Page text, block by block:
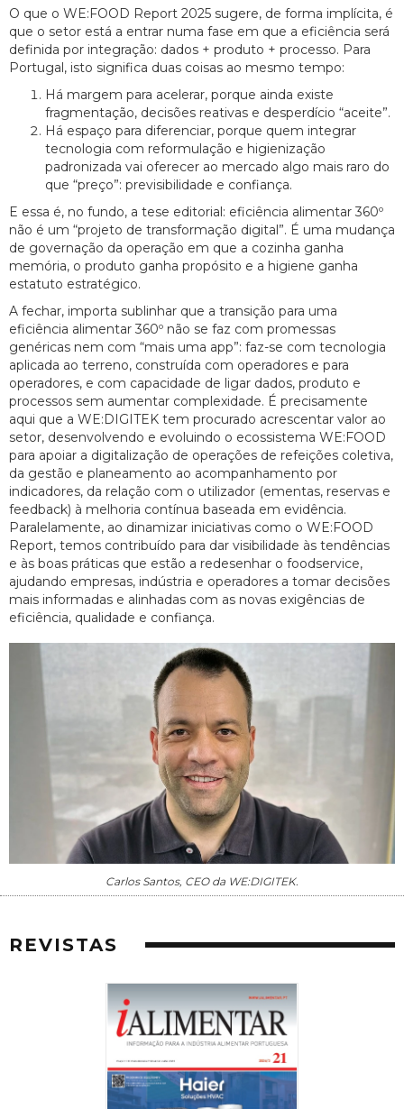
O que o WE:FOOD Report 2025 sugere, de forma implícita, é
que o setor está a entrar numa fase em que a eficiência será
definida por integração: dados + produto + processo. Para
Portugal, isto significa duas coisas ao mesmo tempo:
Há margem para acelerar, porque ainda existe
fragmentação, decisões reativas e desperdício “aceite”.
Há espaço para diferenciar, porque quem integrar
tecnologia com reformulação e higienização
padronizada vai oferecer ao mercado algo mais raro do
que “preço”: previsibilidade e confiança.
E essa é, no fundo, a tese editorial: eficiência alimentar 360º
não é um “projeto de transformação digital”. É uma mudança
de governação da operação em que a cozinha ganha
memória, o produto ganha propósito e a higiene ganha
estatuto estratégico.
A fechar, importa sublinhar que a transição para uma
eficiência alimentar 360º não se faz com promessas
genéricas nem com “mais uma app”: faz-se com tecnologia
aplicada ao terreno, construída com operadores e para
operadores, e com capacidade de ligar dados, produto e
processos sem aumentar complexidade. É precisamente
aqui que a WE:DIGITEK tem procurado acrescentar valor ao
setor, desenvolvendo e evoluindo o ecossistema WE:FOOD
para apoiar a digitalização de operações de refeições coletiva,
da gestão e planeamento ao acompanhamento por
indicadores, da relação com o utilizador (ementas, reservas e
feedback) à melhoria contínua baseada em evidência.
Paralelamente, ao dinamizar iniciativas como o WE:FOOD
Report, temos contribuído para dar visibilidade às tendências
e às boas práticas que estão a redesenhar o foodservice,
ajudando empresas, indústria e operadores a tomar decisões
mais informadas e alinhadas com as novas exigências de
eficiência, qualidade e confiança.
Carlos Santos, CEO da WE:DIGITEK.
REVISTAS